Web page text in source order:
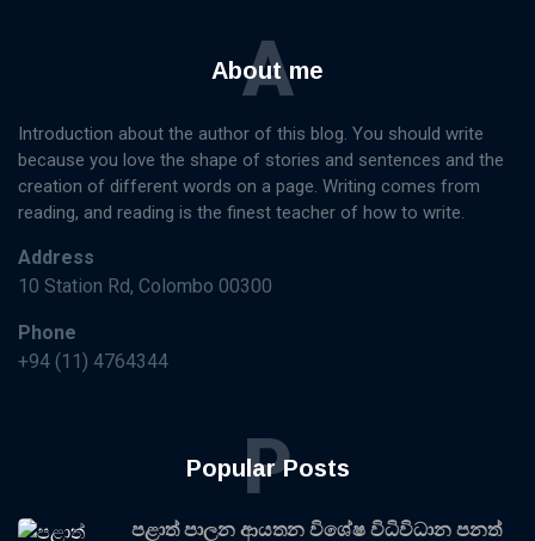
About me
A
Introduction about the author of this blog. You should write
because you love the shape of stories and sentences and the
creation of different words on a page. Writing comes from
reading, and reading is the finest teacher of how to write.
Address
10 Station Rd, Colombo 00300
Phone
+94 (11) 4764344
Popular Posts
P
පළාත් පාලන ආයතන විශේෂ විධිවිධාන පනත්